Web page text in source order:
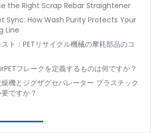
the Right Scrap Rebar Straightener
Sync: How Wash Purity Protects Your
Line
ト：PETリサイクル機械の摩耗部品のコ
フレークを定義するものは何ですか？
機とジグザグセパレーター プラスチック
ですか？